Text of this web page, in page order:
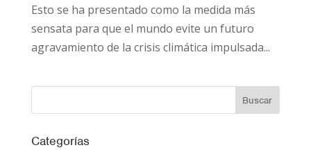
Esto se ha presentado como la medida más
sensata para que el mundo evite un futuro
agravamiento de la crisis climática impulsada...
Categorías